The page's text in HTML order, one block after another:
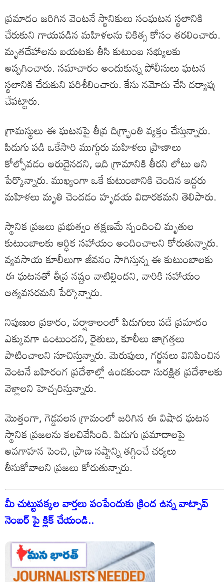
ప్రమాదం జరిగిన వెంటనే స్థానికులు సంఘటన స్థలానికి
చేరుకుని గాయపడిన మహిళలను చికిత్స కోసం తరలించారు.
మృతదేహాలను బయటకు తీసి కుటుంబ సభ్యులకు
అప్పగించారు. సమాచారం అందుకున్న పోలీసులు ఘటన
స్థలానికి చేరుకుని పరిశీలించారు. కేసు నమోదు చేసి దర్యాప్తు
చేపట్టారు.
గ్రామస్థులు ఈ ఘటనపై తీవ్ర దిగ్భ్రాంతి వ్యక్తం చేస్తున్నారు.
పిడుగు పడి ఒకేసారి ముగ్గురు మహిళలు ప్రాణాలు
కోల్పోవడం అరుదైనదని, ఇది గ్రామానికి తీరని లోటు అని
పేర్కొన్నారు. ముఖ్యంగా ఒకే కుటుంబానికి చెందిన ఇద్దరు
మహిళలు మృతి చెందడం హృదయ విదారకమని తెలిపారు.
స్థానిక ప్రజలు ప్రభుత్వం తక్షణమే స్పందించి మృతుల
కుటుంబాలకు ఆర్థిక సహాయం అందించాలని కోరుతున్నారు.
వ్యవసాయ కూలీలుగా జీవనం సాగిస్తున్న ఈ కుటుంబాలకు
ఈ ఘటనతో తీవ్ర నష్టం వాటిల్లిందని, వారికి సహాయం
అత్యవసరమని పేర్కొన్నారు.
నిపుణుల ప్రకారం, వర్షాకాలంలో పిడుగులు పడే ప్రమాదం
ఎక్కువగా ఉంటుందని, రైతులు, కూలీలు జాగ్రత్తలు
పాటించాలని సూచిస్తున్నారు. మెరుపులు, గర్జనలు వినిపించిన
వెంటనే బహిరంగ ప్రదేశాల్లో ఉండకుండా సురక్షిత ప్రదేశాలకు
వెళ్లాలని హెచ్చరిస్తున్నారు.
మొత్తంగా, గెడ్డవలస గ్రామంలో జరిగిన ఈ విషాద ఘటన
స్థానిక ప్రజలను కలచివేసింది. పిడుగు ప్రమాదాలపై
అవగాహన పెంచి, ప్రాణ నష్టాన్ని తగ్గించే చర్యలు
తీసుకోవాలని ప్రజలు కోరుతున్నారు.
మీ చుట్టుపక్కల వార్తలు పంపేందుకు క్రింద ఉన్న వాట్సాప్
నెంబర్ పై క్లిక్ చేయండి..